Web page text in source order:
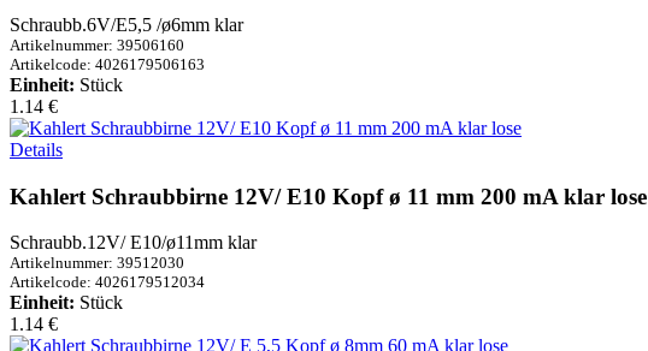
Schraubb.6V/E5,5 /ø6mm klar
Artikelnummer: 39506160
Artikelcode: 4026179506163
Einheit: Stück
1.14 €
Details
Kahlert Schraubbirne 12V/ E10 Kopf ø 11 mm 200 mA klar lose
Schraubb.12V/ E10/ø11mm klar
Artikelnummer: 39512030
Artikelcode: 4026179512034
Einheit: Stück
1.14 €